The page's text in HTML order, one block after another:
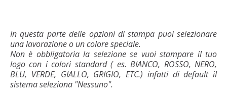
In questa parte delle opzioni di stampa puoi selezionare
una lavorazione o un colore speciale.
Non è obbligatoria la selezione se vuoi stampare il tuo
logo con i colori standard ( es. BIANCO, ROSSO, NERO,
BLU, VERDE, GIALLO, GRIGIO, ETC.) infatti di default il
sistema seleziona "Nessuno".